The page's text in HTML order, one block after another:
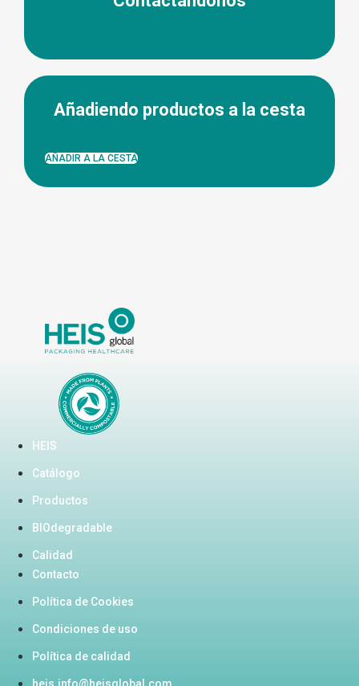
Añadiendo productos a la cesta
AÑADIR A LA CESTA
HEIS
Catálogo
Productos
BIOdegradable
Calidad
Contacto
Política de Cookies
Condiciones de uso
Política de calidad